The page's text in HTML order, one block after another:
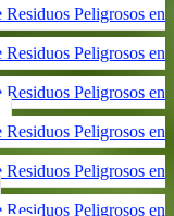
Peligrosos en
Peligrosos en
Peligrosos en
Peligrosos en
Peligrosos en
Peligrosos en